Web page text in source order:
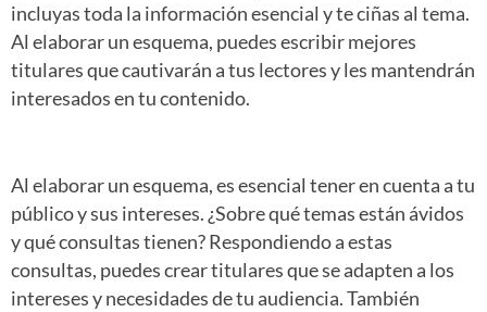
incluyas toda la información esencial y te ciñas al tema.
Al elaborar un esquema, puedes escribir mejores
titulares que cautivarán a tus lectores y les mantendrán
interesados en tu contenido.
Al elaborar un esquema, es esencial tener en cuenta a tu
público y sus intereses. ¿Sobre qué temas están ávidos
y qué consultas tienen? Respondiendo a estas
consultas, puedes crear titulares que se adapten a los
intereses y necesidades de tu audiencia. También